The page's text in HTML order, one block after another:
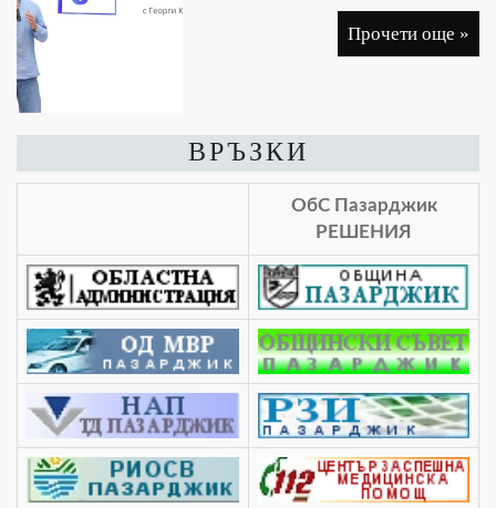
Прочети още »
ВРЪЗКИ
ОбС Пазарджик
РЕШЕНИЯ